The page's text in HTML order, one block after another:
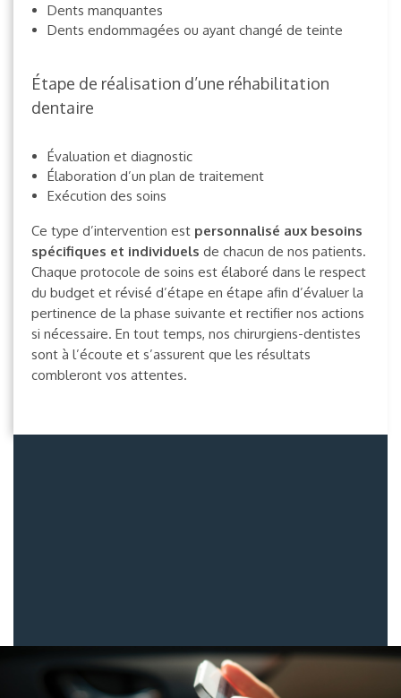
Dents manquantes
Dents endommagées ou ayant changé de teinte
Étape de réalisation d’une réhabilitation
dentaire
Évaluation et diagnostic
Élaboration d’un plan de traitement
Exécution des soins
Ce type d’intervention est personnalisé aux besoins
spécifiques et individuels de chacun de nos patients.
Chaque protocole de soins est élaboré dans le respect
du budget et révisé d’étape en étape afin d’évaluer la
pertinence de la phase suivante et rectifier nos actions
si nécessaire. En tout temps, nos chirurgiens-dentistes
sont à l’écoute et s’assurent que les résultats
combleront vos attentes.